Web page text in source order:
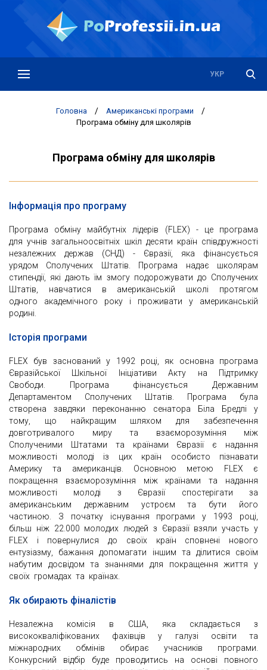
РУС
УКР
Головна / Американські програми /
Програма обміну для школярів
Програма обміну для школярів
Інформація про програму
Програма обміну майбутніх лідерів (FLEX) - це програма
для учнів загальноосвітніх шкіл десяти країн співдружності
незалежних держав (СНД) - Євразії, яка фінансується
урядом Сполучених Штатів. Програма надає школярам
стипендії, які дають їм змогу подорожувати до Сполучених
Штатів, навчатися в американській школі протягом
одного академічного року і проживати у американській
родині.
Історія програми
FLEX був заснований у 1992 році, як основна програма
Євразійської Шкільної Ініціативи Акту на Підтримку
Свободи. Програма фінансується Державним
Департаментом Сполучених Штатів. Програма була
створена завдяки переконанню сенатора Біла Бредлі у
тому, що найкращим шляхом для забезпечення
довготривалого миру та взаєморозуміння між
Сполученими Штатами та країнами Євразії є надання
можливості молоді із цих країн особисто пізнавати
Америку та американців. Основною метою FLEX є
покращення взаєморозуміння між країнами та надання
можливості молоді з Євразії спостерігати за
американським державним устроєм та бути його
частиною. З початку існування програми у 1993 році,
більш ніж 22.000 молодих людей з Євразії взяли участь у
FLEX і повернулися до своїх країн сповнені нового
ентузіазму, бажання допомагати іншим та ділитися своїм
набутим досвідом та знаннями для покращення життя у
своїх громадах та країнах.
Як обирають фіналістів
Незалежна комісія в США, яка складається з
висококваліфікованих фахівців у галузі освіти та
міжнародних обмінів обирає учасників програми.
Конкурсний відбір буде проводитись на основі повного